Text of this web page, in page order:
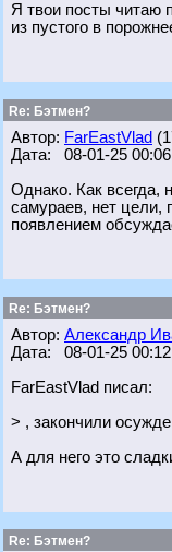
Я твои посты читаю
из пустого в
Re: Бэтмен?
Автор: FarEastVlad
Дата: 08-01-25 00:06
Однако. Как всегда,
самураев, нет цели,
появлением
Re: Бэтмен?
Автор: Александр
Дата: 08-01-25 00:12
FarEastVlad писал:
> , закончили
А для него это
Re: Бэтмен?